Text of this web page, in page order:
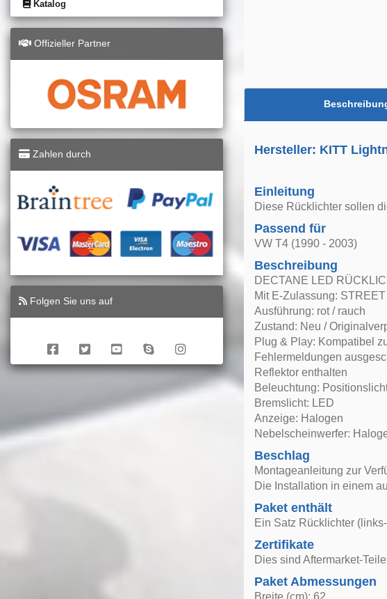
Katalog
Offizieller Partner
Zahlen durch
Folgen Sie uns auf
Hersteller: KITT
Einleitung
Diese Rücklichter sollen
Passend für
VW T4 (1990 - 2003)
Beschreibung
DECTANE LED
Mit E-Zulassung:
Ausführung: rot / rauch
Zustand: Neu /
Plug & Play: Kompatibel
Fehlermeldungen
Reflektor enthalten
Beleuchtung:
Bremslicht: LED
Anzeige: Halogen
Nebelscheinwerfer:
Beschlag
Montageanleitung zur
Die Installation in einem
Paket enthält
Ein Satz Rücklichter
Zertifikate
Dies sind Aftermarket-
Paket Abmessungen
Breite (cm): 62